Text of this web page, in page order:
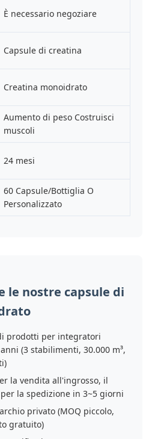
È necessario negoziare
Capsule di creatina
Creatina monoidrato
Aumento di peso Costruisci
muscoli
24 mesi
60 Capsule/Bottiglia O
Personalizzato
le nostre capsule di
prodotti per integratori
(3 stabilimenti, 30.000 m³,
la vendita all'ingrosso, il
la spedizione in 3~5 giorni
privato (MOQ piccolo,
gratuito)